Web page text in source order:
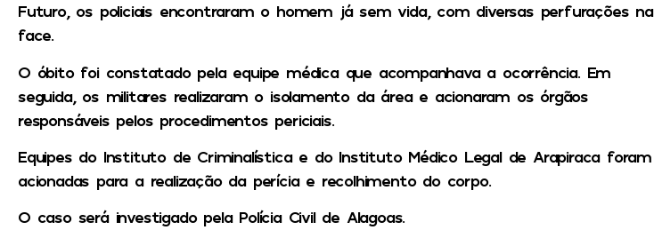
Futuro, os policiais encontraram o homem já sem vida, com diversas perfurações na
face.
O óbito foi constatado pela equipe médica que acompanhava a ocorrência. Em
seguida, os militares realizaram o isolamento da área e acionaram os órgãos
responsáveis pelos procedimentos periciais.
Equipes do Instituto de Criminalística e do Instituto Médico Legal de Arapiraca foram
acionadas para a realização da perícia e recolhimento do corpo.
O caso será investigado pela Polícia Civil de Alagoas.